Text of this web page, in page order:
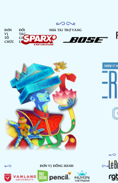
ĐƠN
VỊ
TỔ
CHỨC
ĐỐI
TÁC
CHIẾN
LƯỢC
NHÀ TÀI TRỢ VÀNG
ĐƠN VỊ ĐỒNG HÀNH